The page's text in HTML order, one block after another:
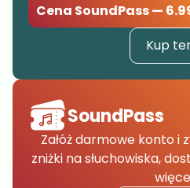
Cena SoundPass —
Kup
SoundPass
Załóż darmowe konto i
zniżki na słuchowiska,